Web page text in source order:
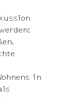
in